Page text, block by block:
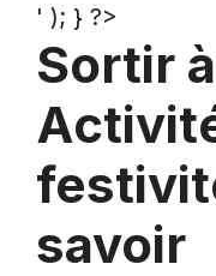
' ); } ?>
Sortir
savoir